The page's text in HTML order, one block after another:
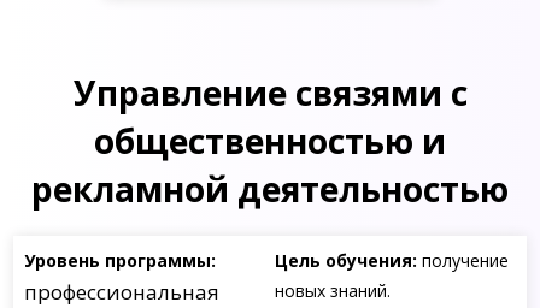
Управление связями с
общественностью и
рекламной деятельностью
Уровень программы:
профессиональная
Цель обучения: получение
новых знаний.